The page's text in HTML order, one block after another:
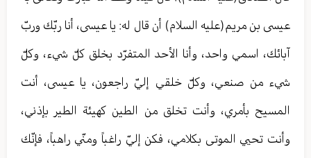
عيسى بن مريم(عليه السلام) أن قال له: يا عيسى، أنا ربّك وربّ
آبائك، اسمي واحد، وأنا الأحد المتفرّد بخلق كلّ شيء، وكلّ
شيء من صنعي، وكلّ خلقي إليّ راجعون، يا عيسى، أنت
المسيح بأمري، وأنت تخلق من الطين كهيئة الطير بإذني،
وأنت تحيي الموتى بكلامي، فكن إليّ راغباً ومنّي راهباً، فإنّك